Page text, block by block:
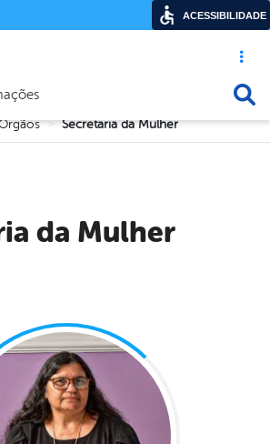
Acesso
de navegação
> Secretaria da Mulher
da Mulher
ACESSIBILIDADE